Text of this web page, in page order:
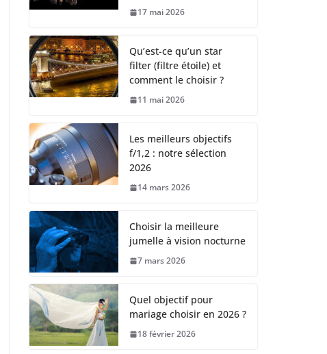
17 mai 2026
Qu’est-ce qu’un star
filter (filtre étoile) et
comment le choisir ?
11 mai 2026
Les meilleurs objectifs
f/1,2 : notre sélection
2026
14 mars 2026
Choisir la meilleure
jumelle à vision nocturne
7 mars 2026
Quel objectif pour
mariage choisir en 2026 ?
18 février 2026